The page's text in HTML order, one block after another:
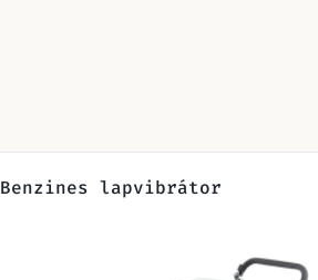
Benzines lapvibrátor